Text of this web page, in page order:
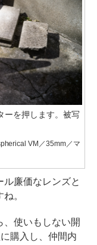
ーを押します。被写
VM／35mm／マ
廉価なレンズと
。
、使いもしない開
購入し、仲間内